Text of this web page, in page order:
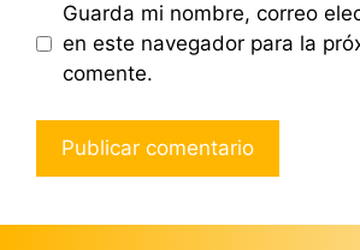
Guarda mi nombre, correo
en este navegador para la
comente.